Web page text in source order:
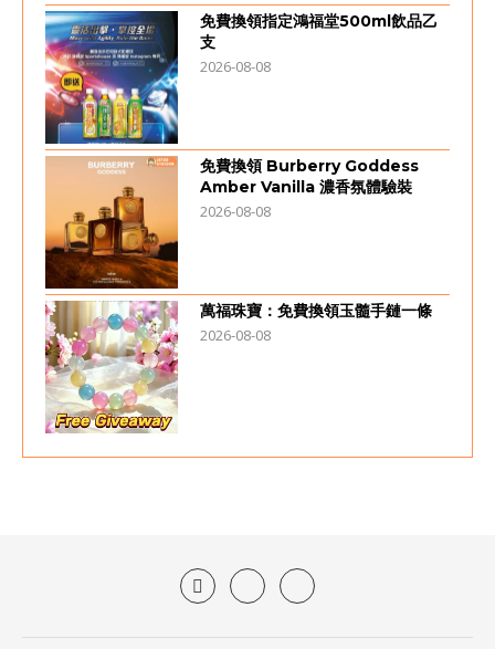
免費換領指定鴻福堂500ml飲品乙
支
2026-08-08
免費換領 Burberry Goddess
Amber Vanilla 濃香氛體驗裝
2026-08-08
萬福珠寶：免費換領玉髓手鏈一條
2026-08-08